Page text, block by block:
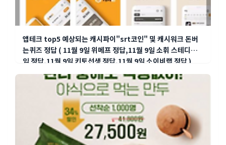
앱테크 top5 예상되는 캐시파이"srt코인" 및 캐시워크 돈버
는퀴즈 정답 ( 11월 9일 위메프 정답,11월 9일 소휘 스테디자
임 정답,11월 9일 키토선생 정답,11월 9일 소이비랩 정답 )